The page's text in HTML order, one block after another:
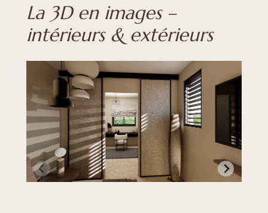
La 3D en images –
intérieurs & extérieurs